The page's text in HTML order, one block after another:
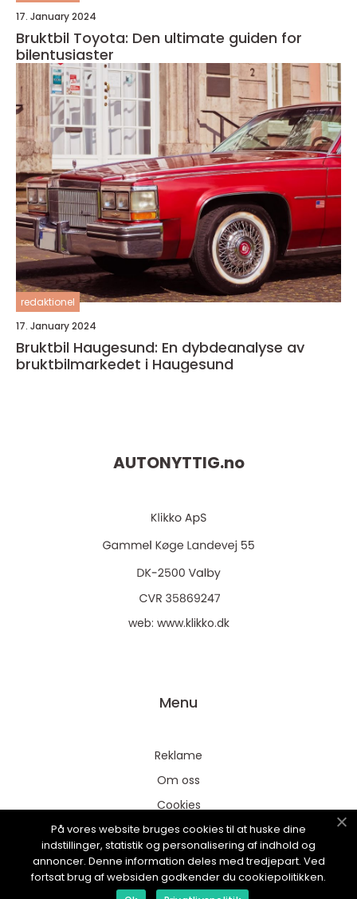
17. January 2024
Bruktbil Toyota: Den ultimate guiden for
bilentusiaster
redaktionel
17. January 2024
Bruktbil Haugesund: En dybdeanalyse av
bruktbilmarkedet i Haugesund
AUTONYTTIG.no
web: www.klikko.dk
Menu
Reklame
Om oss
Cookies
Kontakt Oss
Sitemap
På vores website bruges cookies til at huske dine
indstillinger, statistik og personalisering af indhold og
annoncer. Denne information deles med tredjepart. Ved
fortsat brug af websiden godkender du cookiepolitikken.